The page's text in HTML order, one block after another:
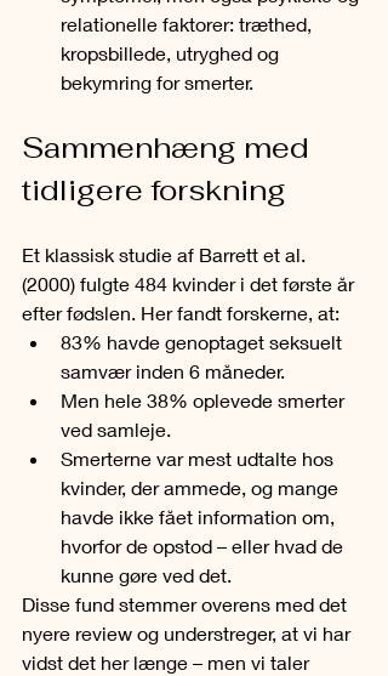
relationelle faktorer: træthed,
kropsbillede, utryghed og
bekymring for smerter.
Sammenhæng med
tidligere forskning
Et klassisk studie af Barrett et al.
(2000) fulgte 484 kvinder i det første år
efter fødslen. Her fandt forskerne, at:
83% havde genoptaget seksuelt
samvær inden 6 måneder.
Men hele 38% oplevede smerter
ved samleje.
Smerterne var mest udtalte hos
kvinder, der ammede, og mange
havde ikke fået information om,
hvorfor de opstod – eller hvad de
kunne gøre ved det.
Disse fund stemmer overens med det
nyere review og understreger, at vi har
vidst det her længe – men vi taler